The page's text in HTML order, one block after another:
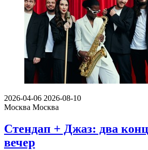
2026-04-06 2026-08-10
Москва Москва
Стендап + Джаз: два
вечер